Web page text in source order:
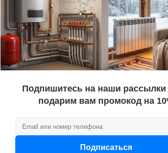
теплоносителя, °C
бар
Подпишитесь на наши
подарим вам промокод на
Подписаться